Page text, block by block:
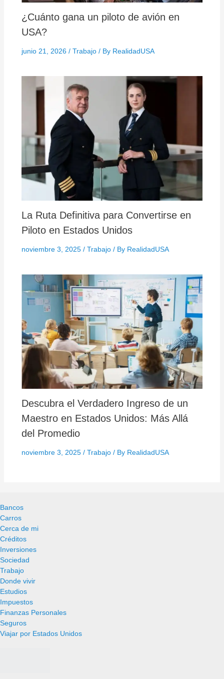
¿Cuánto gana un piloto de avión en
USA?
junio 21, 2026 / Trabajo/ By RealidadUSA
La Ruta Definitiva para Convertirse en
Piloto en Estados Unidos
noviembre 3, 2025 / Trabajo/ By RealidadUSA
Descubra el Verdadero Ingreso de un
Maestro en Estados Unidos: Más Allá
del Promedio
noviembre 3, 2025 / Trabajo/ By RealidadUSA
Bancos
Carros
Cerca de mi
Créditos
Inversiones
Sociedad
Trabajo
Donde vivir
Estudios
Impuestos
Finanzas Personales
Seguros
Viajar por Estados Unidos